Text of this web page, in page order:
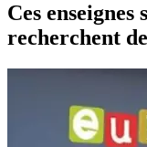
Ces enseignes
recherchent